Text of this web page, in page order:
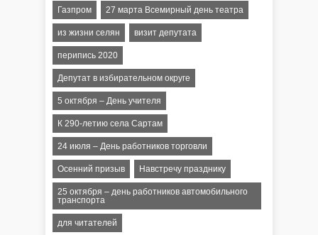
Газпром 27 марта Всемирный день театра
из жизни селян визит депутата
перипись 2020
Депутат в избирательном округе
5 октября – День учителя
К 290-летию села Сартам
24 июля – День работников торговли
Осенний призыв Навстречу празднику
25 октября – день работников автомобильного
транспорта
для читателей